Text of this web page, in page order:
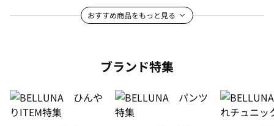
おすすめ商品をもっと見る
ブランド特集